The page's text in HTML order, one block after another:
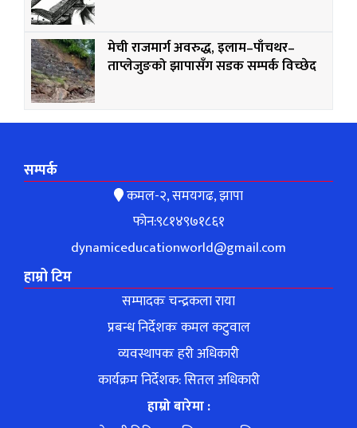
मेची राजमार्ग अवरुद्ध, इलाम–पाँचथर–
ताप्लेजुङको झापासँग सडक सम्पर्क विच्छेद
सम्पर्क
कमल-२, समयगढ, झापा
फोन:९८१४९७१८६१
dynamiceducationworld@gmail.com
हाम्रो टिम
सम्पादकः चन्द्रकला राया
प्रबन्ध निर्देशकः कमल कटुवाल
व्यवस्थापकः हरी अधिकारी
कार्यक्रम निर्देशक: सितल अधिकारी
हाम्रो बारेमा :